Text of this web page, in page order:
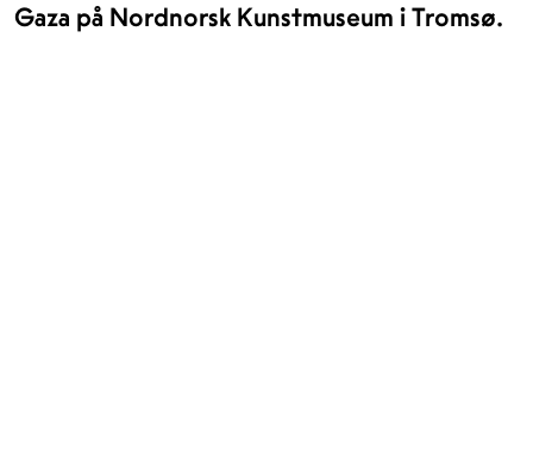
Gaza på Nordnorsk Kunstmuseum i Tromsø.